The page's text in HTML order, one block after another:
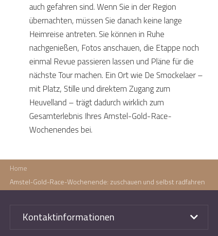
auch gefahren sind. Wenn Sie in der Region
übernachten, müssen Sie danach keine lange
Heimreise antreten. Sie können in Ruhe
nachgenießen, Fotos anschauen, die Etappe noch
einmal Revue passieren lassen und Pläne für die
nächste Tour machen. Ein Ort wie De Smockelaer –
mit Platz, Stille und direktem Zugang zum
Heuvelland – trägt dadurch wirklich zum
Gesamterlebnis Ihres Amstel-Gold-Race-
Wochenendes bei.
Home
Amstel-Gold-Race-Wochenende: zuschauen und selbst radfahren
Kontaktinformationen